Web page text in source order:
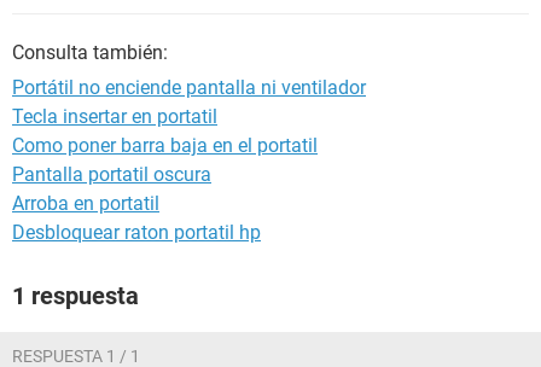
Consulta también:
Portátil no enciende pantalla ni ventilador
Tecla insertar en portatil
Como poner barra baja en el portatil
Pantalla portatil oscura
Arroba en portatil
Desbloquear raton portatil hp
1 respuesta
RESPUESTA 1 / 1